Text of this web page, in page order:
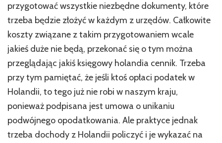
przygotować wszystkie niezbędne dokumenty, które
trzeba będzie złożyć w każdym z urzędów. Całkowite
koszty związane z takim przygotowaniem wcale
jakieś duże nie będą, przekonać się o tym można
przeglądając jakiś księgowy holandia cennik. Trzeba
przy tym pamiętać, że jeśli ktoś opłaci podatek w
Holandii, to tego już nie robi w naszym kraju,
ponieważ podpisana jest umowa o unikaniu
podwójnego opodatkowania. Ale praktyce jednak
trzeba dochody z Holandii policzyć i je wykazać na